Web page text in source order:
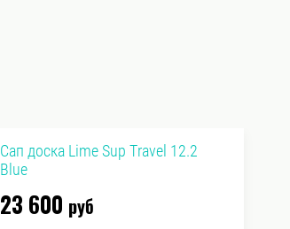
Сап доска Lime Sup Travel 12.2
Blue
23 600 руб